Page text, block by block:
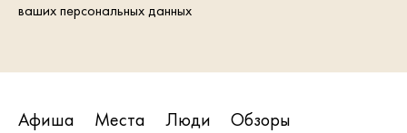
ваших персональных данных
Афиша Места Люди Обзоры